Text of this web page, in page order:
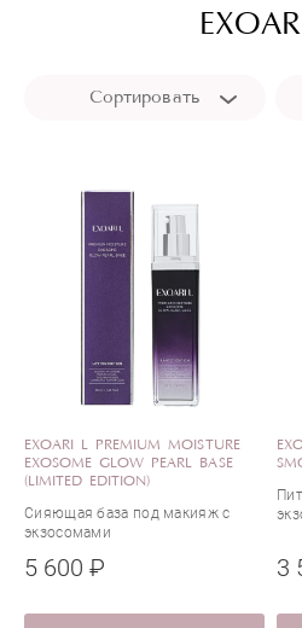
Сортировать
EXOARI L PREMIUM MOISTURE
EXOSOME GLOW PEARL BASE
(LIMITED EDITION)
Сияющая база под макияж с
экзосомами
5 600 ₽ 3